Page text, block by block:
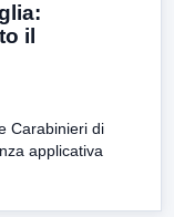
il
Carabinieri di
applicativa